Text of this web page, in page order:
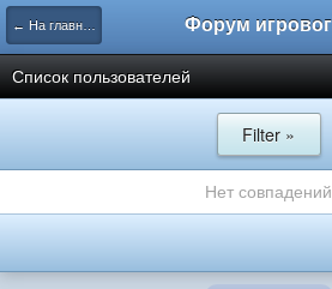
← На главную
Список пользователей
Filter »
Нет совпадений